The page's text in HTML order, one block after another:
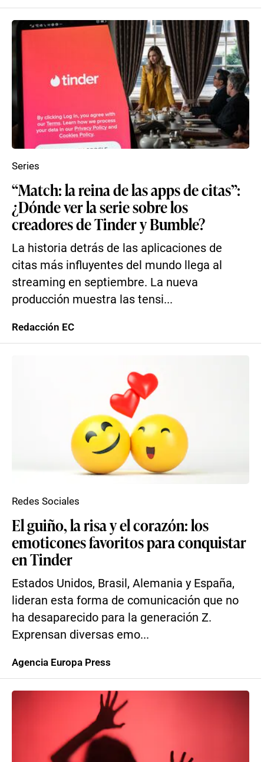
“Match: la reina de las apps de citas”:
¿Dónde ver la serie sobre los
creadores de Tinder y Bumble?
La historia detrás de las aplicaciones de
citas más influyentes del mundo llega al
streaming en septiembre. La nueva
producción muestra las tensi...
Series
Redacción EC
El guiño, la risa y el corazón: los
emoticones favoritos para conquistar
en Tinder
Estados Unidos, Brasil, Alemania y España,
lideran esta forma de comunicación que no
ha desaparecido para la generación Z.
Exprensan diversas emo...
Redes Sociales
Agencia Europa Press